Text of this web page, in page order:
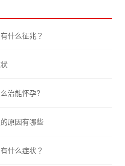
什么征兆？
治能怀孕?
原因有哪些
什么症状？